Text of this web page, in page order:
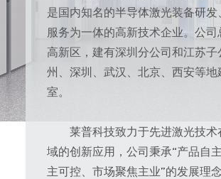
是国内知名的半导体激光装备研发
服务为一体的高新技术企业。公司
高新区，建有深圳分公司和江苏子
州 、深圳 、武汉、北京、西安等地
室。
莱普科技致力于先进激光技术
域的创新应用，公司秉承“产品自
主可控、市场聚焦主业”的发展理